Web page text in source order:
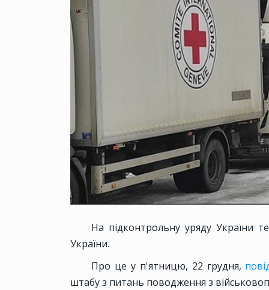
На підконтрольну уряду України
України.
Про це у п'ятницю, 22 грудня,
штабу з питань поводження з